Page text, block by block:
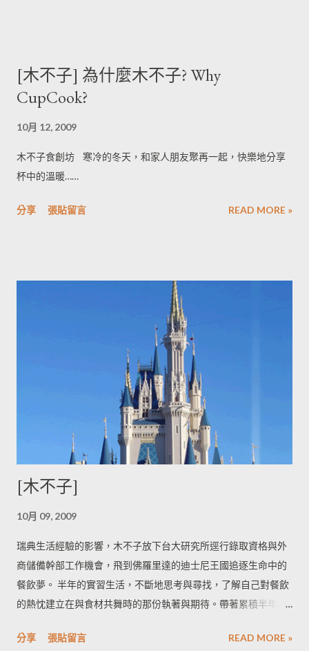
[木不子] 為什麼木不子? Why
CupCook?
10月 12, 2009
木不子食創坊 寒冷的冬天，和家人朋友聚再一起，快樂地分享
杯中的溫暖……
分享 張貼留言 READ MORE »
[木不子]
10月 09, 2009
瑞典生活經驗的影響，木不子放下台大研究所逕行錄取資格與外
商儲備幹部工作機會，飛到佛羅里達的迪士尼王國追逐生命中的
餐飲夢。 半年的實習生活，不斷地思考與尋找，了解自己對餐飲
的熱忱建立在與食材共舞時的那份執著與期待。帶著累積半年的
與自我質疑，曾經一度懷疑自己對烹飪的熱衷與執著！然而生命
分享 張貼留言 READ MORE »